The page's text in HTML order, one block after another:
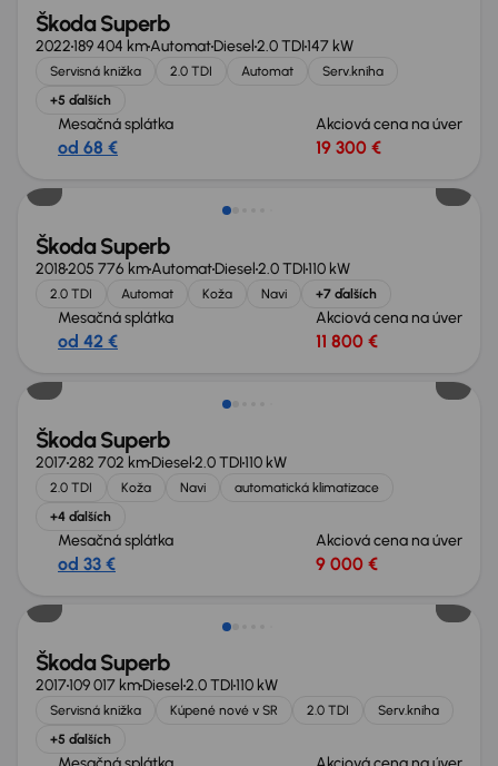
Škoda Superb
2022189 404 kmAutomatDiesel2.0 TDI147 kW
Servisná knižka 2.0 TDI Automat
Serv.kniha
+5 ďalších
Mesačná splátka
od 68 €
Akciová cena na úver
19 300 €
Zlacnené o 700 €
Škoda Superb
2018205 776 kmAutomatDiesel2.0 TDI110 kW
2.0 TDI Automat Koža Navi +7 ďalších
Mesačná splátka
od 42 €
Akciová cena na úver
11 800 €
Zlacnené o 800 €
Škoda Superb
2017282 702 kmDiesel2.0 TDI110 kW
2.0 TDI Koža Navi
automatická klimatizace
+4 ďalších
Mesačná splátka
od 33 €
Akciová cena na úver
9 000 €
Zlacnené o 1 400 €
Škoda Superb
2017109 017 kmDiesel2.0 TDI110 kW
Servisná knižka Kúpené nové v SR 2.0 TDI
Serv.kniha
+5 ďalších